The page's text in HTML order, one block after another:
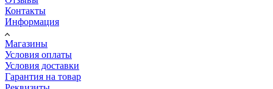
Контакты
Информация
Магазины
Условия оплаты
Условия доставки
Гарантия на товар